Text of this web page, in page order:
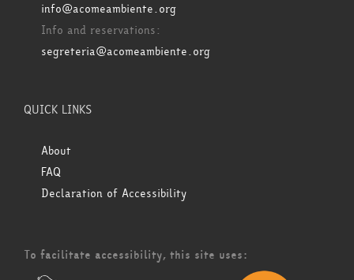
info@acomeambiente.org
Info and reservations:
segreteria@acomeambiente.org
QUICK LINKS
About
FAQ
Declaration of Accessibility
To facilitate accessibility, this site uses: